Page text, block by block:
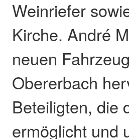
Weinriefer
Kirche. André
neuen
Obererbach
Beteiligten, die
ermöglicht und